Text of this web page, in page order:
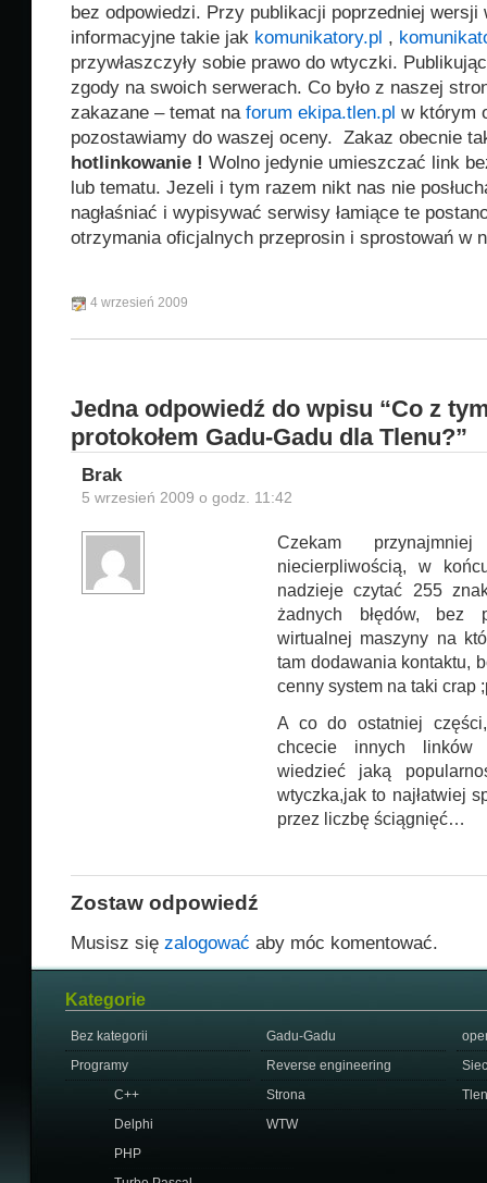
bez odpowiedzi. Przy publikacji poprzedniej
informacyjne takie jak komunikatory.pl ,
przywłaszczyły sobie prawo do wtyczki.
zgody na swoich serwerach. Co było z naszej
zakazane – temat na forum ekipa.tlen.pl w którym
pozostawiamy do waszej oceny. Zakaz obecnie
hotlinkowanie ! Wolno jedynie umieszczać link
lub tematu. Jezeli i tym razem nikt nas nie
nagłaśniać i wypisywać serwisy łamiące te
otrzymania oficjalnych przeprosin i sprostowań w
4 wrzesień 2009
Jedna odpowiedź do wpisu “Co z
protokołem Gadu-Gadu dla Tlenu?”
Brak
5 wrzesień 2009 o godz. 11:42
Czekam
niecierpliwością, w
nadzieje czytać 255
żadnych błędów, bez
wirtualnej maszyny na
tam dodawania kontaktu,
cenny system na taki crap
A co do ostatniej
chcecie innych linków
wiedzieć jaką
wtyczka,jak to najłatwiej
przez liczbę ściągnięć…
Zostaw odpowiedź
Musisz się zalogować aby móc komentować.
Kategorie
Bez kategorii Gadu-Gadu
Programy
C++
Delphi
PHP
Reverse engineering
Strona
Tlen
WTW